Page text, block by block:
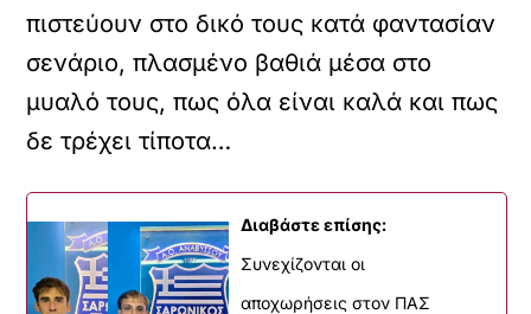
πιστεύουν στο δικό τους κατά φαντασίαν
σενάριο, πλασμένο βαθιά μέσα στο
μυαλό τους, πως όλα είναι καλά και πως
δε τρέχει τίποτα…
Διαβάστε επίσης:
Συνεχίζονται οι
αποχωρήσεις στον ΠΑΣ